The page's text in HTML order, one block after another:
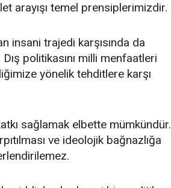
arayışı temel prensiplerimizdir.
insani trajedi karşısında da
politikasını milli menfaatleri
yönelik tehditlere karşı
sağlamak elbette mümkündür.
ve ideolojik bağnazlığa